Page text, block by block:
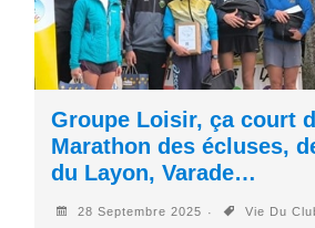
Groupe Loisir, ça court
Marathon des écluses,
du Layon, Varade…
28 Septembre 2025 Vie Du